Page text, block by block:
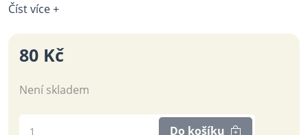
Číst více +
80 Kč
Není skladem
Do košíku